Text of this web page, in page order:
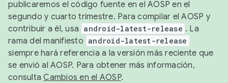
publicaremos el código fuente en el AOSP en el
segundo y cuarto trimestre. Para compilar el AOSP y
contribuir a él, usa android-latest-release . La
rama del manifiesto android-latest-release
siempre hará referencia a la versión más reciente que
se envió al AOSP. Para obtener más información,
consultaCambios en el AOSP.